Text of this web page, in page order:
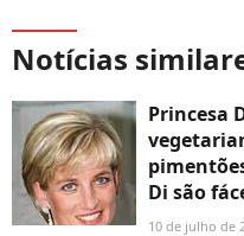
Notícias
Princesa
Di são
10 de julho de